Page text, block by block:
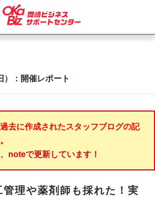
）：開催レポート
去に作成されたスタッフブログの記
noteで更新しています！
理や薬剤師も採れた！実